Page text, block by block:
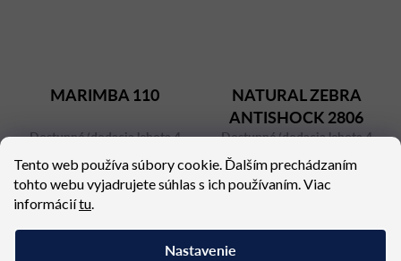
Tento web používa súbory cookie. Ďalším prechádzaním
tohto webu vyjadrujete súhlas s ich používaním. Viac
informáciítu
Nastavenie
MARIMBA 110
Dostupné (dodacia lehota 4
970,47 €
NATURAL ZEBRA
ANTISHOCK 2806
Dostupné (dodacia lehota 4
217,71 €